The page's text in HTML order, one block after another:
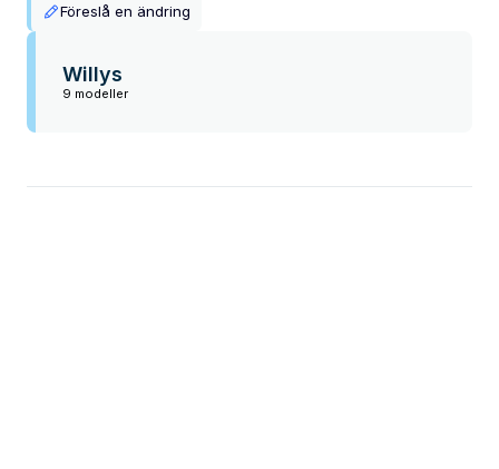
Föreslå en ändring
Willys
9 modeller